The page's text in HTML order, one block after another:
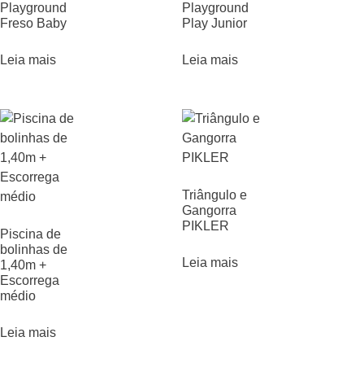
Playground
Freso Baby
Leia mais
Playground
Play Junior
Leia mais
Piscina de
bolinhas de
1,40m +
Escorrega
médio
Leia mais
Triângulo e
Gangorra
PIKLER
Leia mais